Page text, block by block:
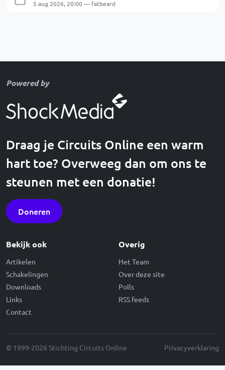
5 aug 2026, 20:00 — fatbeard
Powered by
Draag je Circuits Online een warm
hart toe? Overweeg dan om ons te
steunen met een donatie!
Doneren
Bekijk ook
Artikelen
Schakelingen
Downloads
Links
Contact
Overig
Het Team
Over deze site
Polls
RSS feeds
© 1999-2026 Stichting Circuits Online Privacyverklaring